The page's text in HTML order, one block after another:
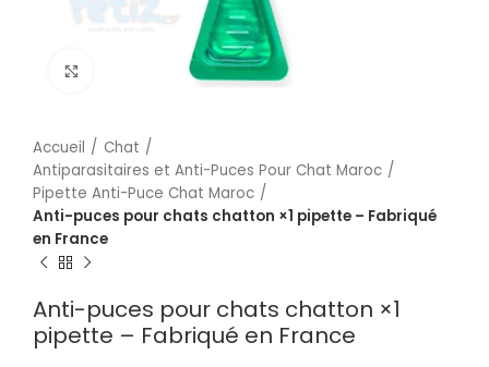
Cliquez pour agrandir
Accueil
Chat
Antiparasitaires et Anti-Puces Pour Chat Maroc
Pipette Anti-Puce Chat Maroc
Anti-puces pour chats chatton ×1 pipette – Fabriqué
en France
Anti-puces pour chats chatton ×1
pipette – Fabriqué en France